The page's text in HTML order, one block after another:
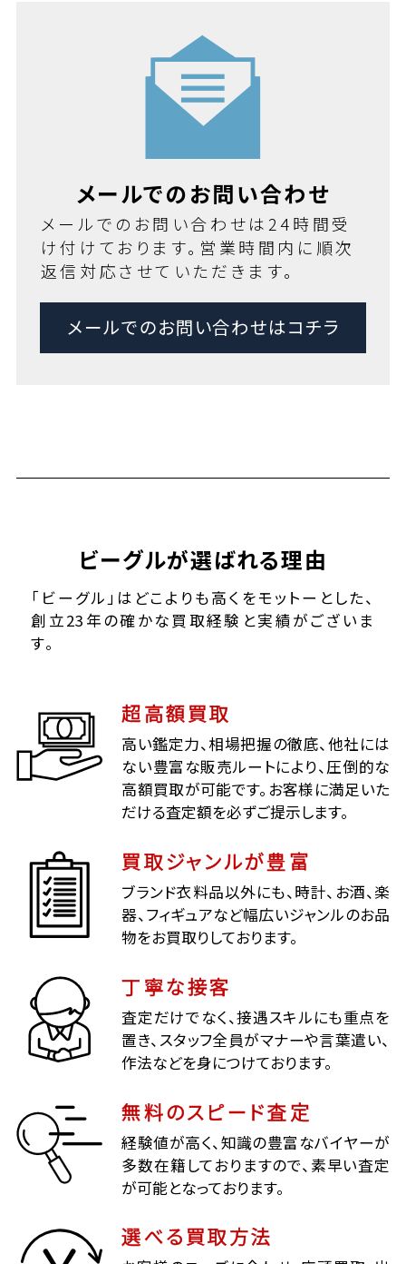
メールでのお問い合わせ
メールでのお問い合わせは24時間受
け付けております。営業時間内に順次
返信対応させていただきます。
メールでのお問い合わせはコチラ
ビーグルが選ばれる理由
「ビーグル」はどこよりも高くをモットーとした、
創立23年の確かな買取経験と実績がございま
す。
超高額買取
高い鑑定力、相場把握の徹底、他社には
ない豊富な販売ルートにより、圧倒的な
高額買取が可能です。お客様に満足いた
だける査定額を必ずご提示します。
買取ジャンルが豊富
ブランド衣料品以外にも、時計、お酒、楽
器、フィギュアなど幅広いジャンルのお品
物をお買取りしております。
丁寧な接客
査定だけでなく、接遇スキルにも重点を
置き、スタッフ全員がマナーや言葉遣い、
作法などを身につけております。
無料のスピード査定
経験値が高く、知識の豊富なバイヤーが
多数在籍しておりますので、素早い査定
が可能となっております。
選べる買取方法